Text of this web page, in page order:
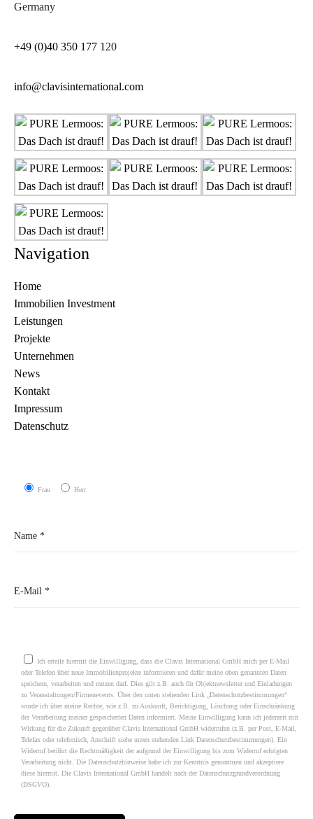
Germany
+49 (0)40 350 177 1 20
info@clavisinternational.com
Navigation
Home
Immobilien Investment
Leistungen
Projekte
Unternehmen
News
Kontakt
Impressum
Datenschutz
Frau Herr
Ich erteile hiermit die Einwilligung, dass die Clavis International GmbH mich per E-Mail
oder Telefon über neue Immobilienprojekte informieren und dafür meine oben genannten Daten
speichern, verarbeiten und nutzen darf. Dies gilt z.B. auch für Objektnewsletter und Einladungen
zu Veranstaltungen/Firmenevents. Über den unten stehenden Link „Datenschutzbestimmungen“
wurde ich über meine Rechte, wie z.B. zu Auskunft, Berichtigung, Löschung oder Einschränkung
der Verarbeitung meiner gespeicherten Daten informiert. Meine Einwilligung kann ich jederzeit mit
Wirkung für die Zukunft gegenüber Clavis International GmbH widerrufen (z.B. per Post, E-Mail,
Telefax oder telefonisch, Anschrift siehe unten stehenden Link Datenschutzbestimmungen). Ein
Widerruf berührt die Rechtmäßigkeit der aufgrund der Einwilligung bis zum Widerruf erfolgten
Verarbeitung nicht. Die Datenschutzhinweise habe ich zur Kenntnis genommen und akzeptiere
diese hiermit. Die Clavis International GmbH handelt nach der Datenschutzgrundverordnung
(DSGVO).